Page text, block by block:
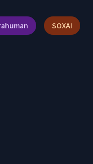
SOXAI